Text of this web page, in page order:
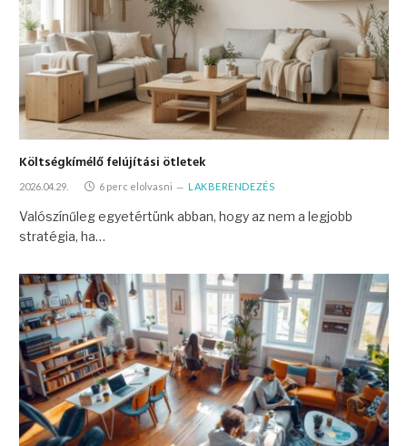
Költségkímélő felújítási ötletek
2026.04.29. 6 perc elolvasni LAKBERENDEZÉS
Valószínűleg egyetértünk abban, hogy az nem a legjobb
stratégia, ha…